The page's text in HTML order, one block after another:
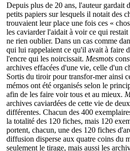
Depuis plus de 20 ans, l'auteur gardait
petits papiers sur lesquels il notait des
trouvaient leur place une fois ces «
les caviarder l'aidait à voir ce qui restait
ne rien oublier. Dans un cas comme
qui lui rappelaient ce qu'il avait à faire
l'encre qui les noircissait. Mesmots
archives effacées d'une vie, celle d'un
Sortis du tiroir pour transfor-mer ainsi
mémos ont été organisés selon le
afin de les faire voir tous et au mieux.
archives caviardées de cette vie de
différentes. Chacun des 400
la totalité des 120 fiches, mais 120
portent, chacun, une des 120 fiches
diffusion disperse aux quatre coins du
seulement le tirage, mais aussi les